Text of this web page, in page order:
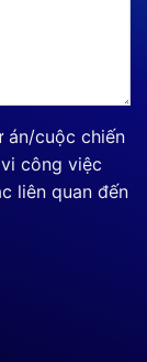
án/cuộc chiến
công việc
liên quan đến